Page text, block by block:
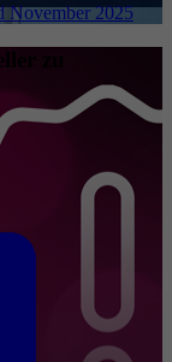
November 2025
zu